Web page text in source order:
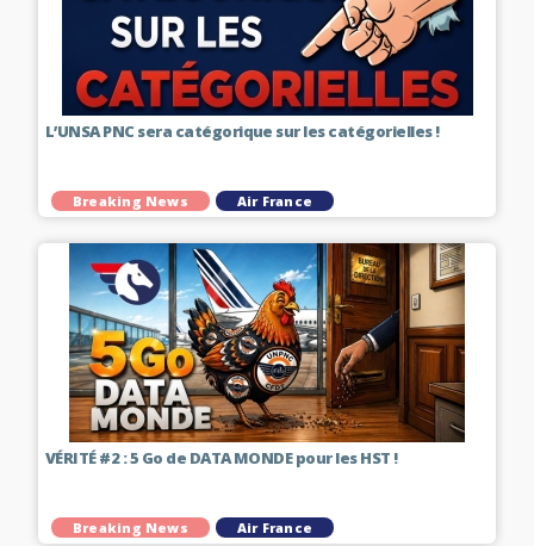
L’UNSA PNC sera catégorique sur les catégorielles !
Breaking News Air France
VÉRITÉ #2 : 5 Go de DATA MONDE pour les HST !
Breaking News Air France